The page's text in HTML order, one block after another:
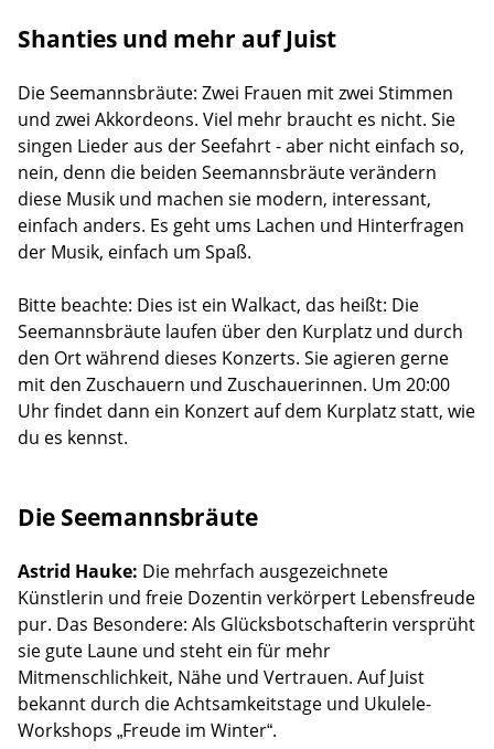
Shanties und mehr auf Juist
Die Seemannsbräute: Zwei Frauen mit zwei Stimmen
und zwei Akkordeons. Viel mehr braucht es nicht. Sie
singen Lieder aus der Seefahrt - aber nicht einfach so,
nein, denn die beiden Seemannsbräute verändern
diese Musik und machen sie modern, interessant,
einfach anders. Es geht ums Lachen und Hinterfragen
der Musik, einfach um Spaß.
Bitte beachte: Dies ist ein Walkact, das heißt: Die
Seemannsbräute laufen über den Kurplatz und durch
den Ort während dieses Konzerts. Sie agieren gerne
mit den Zuschauern und Zuschauerinnen. Um 20:00
Uhr findet dann ein Konzert auf dem Kurplatz statt, wie
du es kennst.
Die Seemannsbräute
Astrid Hauke: Die mehrfach ausgezeichnete
Künstlerin und freie Dozentin verkörpert Lebensfreude
pur. Das Besondere: Als Glücksbotschafterin versprüht
sie gute Laune und steht ein für mehr
Mitmenschlichkeit, Nähe und Vertrauen. Auf Juist
bekannt durch die Achtsamkeitstage und Ukulele-
Workshops „Freude im Winter“.